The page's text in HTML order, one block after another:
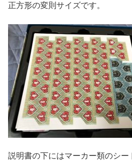
正方形の変則サイズです。
説明書の下にはマーカー類のシー